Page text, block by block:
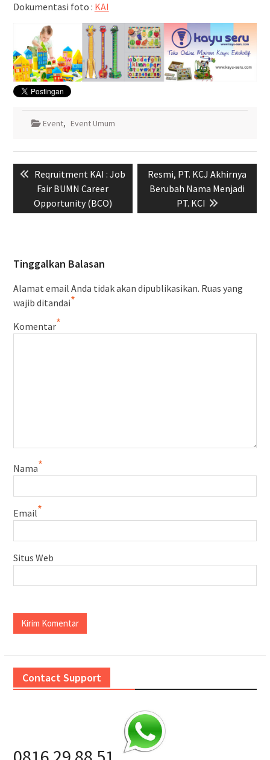
Dokumentasi foto : KAI
Event, Event Umum
pos Previous
post:
Reqruitment KAI : Job
Fair BUMN Career
Opportunity (BCO)
Next
post:
Resmi, PT. KCJ Akhirnya
Berubah Nama Menjadi
PT. KCI
Tinggalkan Balasan
Alamat email Anda tidak akan dipublikasikan. Ruas yang
wajib ditandai*
Komentar*
Nama*
Email*
Situs Web
Contact Support